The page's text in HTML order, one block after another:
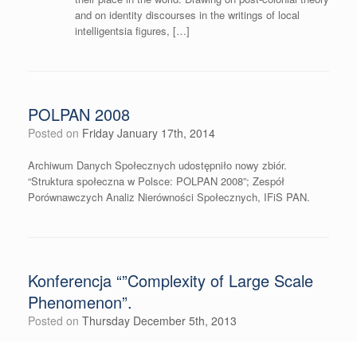
and on identity discourses in the writings of local
intelligentsia figures, […]
POLPAN 2008
Posted on Friday January 17th, 2014
Archiwum Danych Społecznych udostępniło nowy zbiór.
“Struktura społeczna w Polsce: POLPAN 2008”; Zespół
Porównawczych Analiz Nierówności Społecznych, IFiS PAN.
Konferencja “”Complexity of Large Scale
Phenomenon”.
Posted on Thursday December 5th, 2013